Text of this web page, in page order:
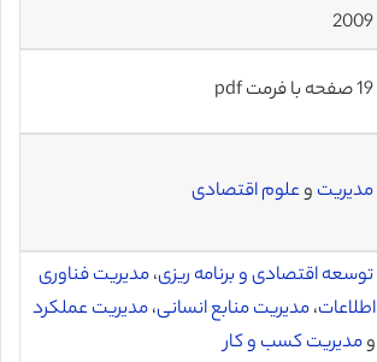
مدیریت وعلوم اقتصادی
توسعه اقتصادی و برنامه ریزی،مدیریت فناوری
اطلاعات،مدیریت منابع انسانی،مدیریت عملکرد
ومدیریت کسب و کار